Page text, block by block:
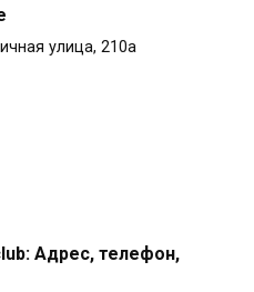
улица, 210а
Адрес, телефон,